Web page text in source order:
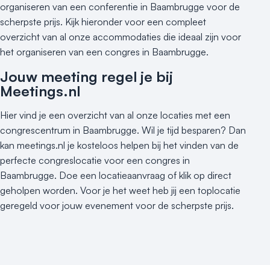
organiseren van een conferentie in Baambrugge voor de
scherpste prijs. Kijk hieronder voor een compleet
overzicht van al onze accommodaties die ideaal zijn voor
het organiseren van een congres in Baambrugge.
Jouw meeting regel je bij
Meetings.nl
Hier vind je een overzicht van al onze locaties met een
congrescentrum in Baambrugge. Wil je tijd besparen? Dan
kan meetings.nl je kosteloos helpen bij het vinden van de
perfecte congreslocatie voor een congres in
Baambrugge. Doe een locatieaanvraag of klik op direct
geholpen worden. Voor je het weet heb jij een toplocatie
geregeld voor jouw evenement voor de scherpste prijs.